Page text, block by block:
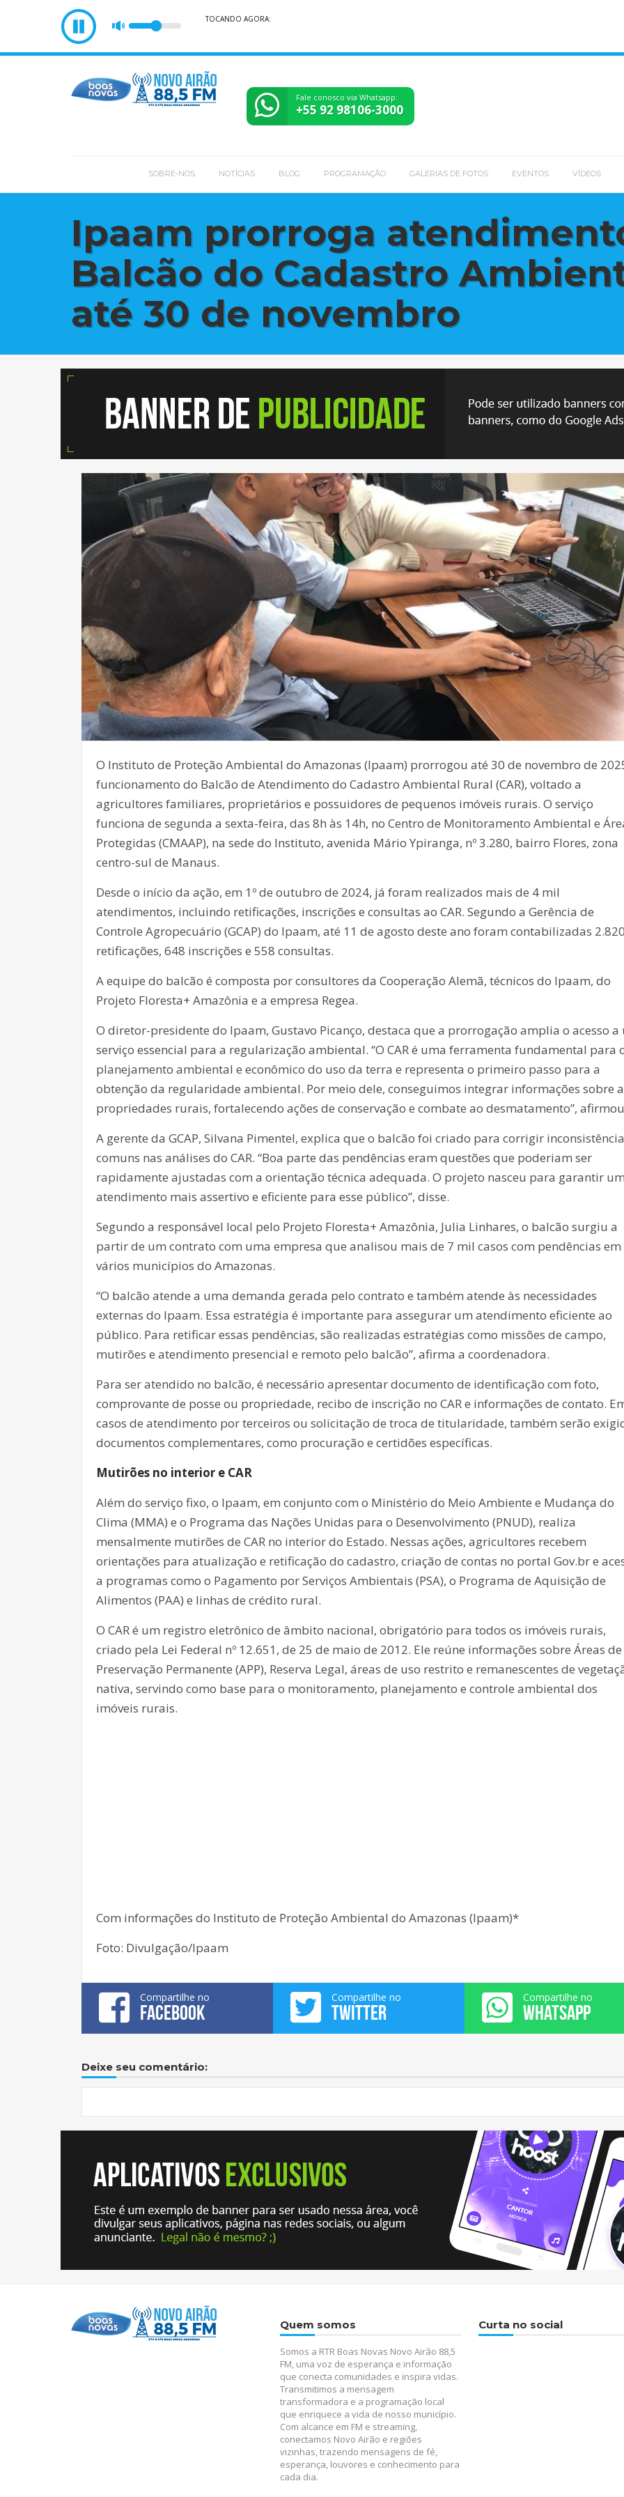
TOCANDO AGORA:
Fale conosco via Whatsapp:
+55 92 98106-3000
SOBRE-NOS NOTÍCIAS BLOG PROGRAMAÇÃO GALERIAS DE FOTOS EVENTOS VÍDEOS
Ipaam prorroga
Balcão do Cadastro
até 30 de novembro
O Instituto de Proteção Ambiental do Amazonas (Ipaam) prorrogou até 30 de novembro de
funcionamento do Balcão de Atendimento do Cadastro Ambiental Rural (CAR), voltado a
agricultores familiares, proprietários e possuidores de pequenos imóveis rurais. O serviço
funciona de segunda a sexta-feira, das 8h às 14h, no Centro de Monitoramento Ambiental e
Protegidas (CMAAP), na sede do Instituto, avenida Mário Ypiranga, nº 3.280, bairro Flores, zona
centro-sul de Manaus.
Desde o início da ação, em 1º de outubro de 2024, já foram realizados mais de 4 mil
atendimentos, incluindo retificações, inscrições e consultas ao CAR. Segundo a Gerência de
Controle Agropecuário (GCAP) do Ipaam, até 11 de agosto deste ano foram contabilizadas 2.820
retificações, 648 inscrições e 558 consultas.
A equipe do balcão é composta por consultores da Cooperação Alemã, técnicos do Ipaam, do
Projeto Floresta+ Amazônia e a empresa Regea.
O diretor-presidente do Ipaam, Gustavo Picanço, destaca que a prorrogação amplia o acesso a
serviço essencial para a regularização ambiental. “O CAR é uma ferramenta fundamental para
planejamento ambiental e econômico do uso da terra e representa o primeiro passo para a
obtenção da regularidade ambiental. Por meio dele, conseguimos integrar informações sobre
propriedades rurais, fortalecendo ações de conservação e combate ao desmatamento”,
A gerente da GCAP, Silvana Pimentel, explica que o balcão foi criado para corrigir
comuns nas análises do CAR. “Boa parte das pendências eram questões que poderiam ser
rapidamente ajustadas com a orientação técnica adequada. O projeto nasceu para garantir um
atendimento mais assertivo e eficiente para esse público”, disse.
Segundo a responsável local pelo Projeto Floresta+ Amazônia, Julia Linhares, o balcão surgiu a
partir de um contrato com uma empresa que analisou mais de 7 mil casos com pendências em
vários municípios do Amazonas.
“O balcão atende a uma demanda gerada pelo contrato e também atende às necessidades
externas do Ipaam. Essa estratégia é importante para assegurar um atendimento eficiente ao
público. Para retificar essas pendências, são realizadas estratégias como missões de campo,
mutirões e atendimento presencial e remoto pelo balcão”, afirma a coordenadora.
Para ser atendido no balcão, é necessário apresentar documento de identificação com foto,
comprovante de posse ou propriedade, recibo de inscrição no CAR e informações de contato.
casos de atendimento por terceiros ou solicitação de troca de titularidade, também serão
documentos complementares, como procuração e certidões específicas.
Mutirões no interior e CAR
Além do serviço fixo, o Ipaam, em conjunto com o Ministério do Meio Ambiente e Mudança do
Clima (MMA) e o Programa das Nações Unidas para o Desenvolvimento (PNUD), realiza
mensalmente mutirões de CAR no interior do Estado. Nessas ações, agricultores recebem
orientações para atualização e retificação do cadastro, criação de contas no portal Gov.br e
a programas como o Pagamento por Serviços Ambientais (PSA), o Programa de Aquisição de
Alimentos (PAA) e linhas de crédito rural.
O CAR é um registro eletrônico de âmbito nacional, obrigatório para todos os imóveis rurais,
criado pela Lei Federal nº 12.651, de 25 de maio de 2012. Ele reúne informações sobre Áreas de
Preservação Permanente (APP), Reserva Legal, áreas de uso restrito e remanescentes de
nativa, servindo como base para o monitoramento, planejamento e controle ambiental dos
imóveis rurais.
Com informações do Instituto de Proteção Ambiental do Amazonas (Ipaam)*
Foto: Divulgação/Ipaam
Compartilhe no
FACEBOOK
Compartilhe no
TWITTER
Compartilhe no
WHATSAPP
Deixe seu comentário:
Quem somos
Somos a RTR Boas Novas Novo Airão 88,5
FM, uma voz de esperança e informação
que conecta comunidades e inspira vidas.
Transmitimos a mensagem
transformadora e a programação local
que enriquece a vida de nosso município.
Com alcance em FM e streaming,
conectamos Novo Airão e regiões
vizinhas, trazendo mensagens de fé,
esperança, louvores e conhecimento para
cada dia.
Curta no social